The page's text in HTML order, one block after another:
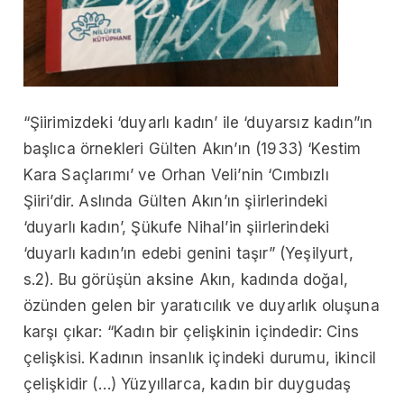
“Şiirimizdeki ‘duyarlı kadın’ ile ‘duyarsız kadın”ın
başlıca örnekleri Gülten Akın’ın (1933) ‘Kestim
Kara Saçlarımı’ ve Orhan Veli’nin ‘Cımbızlı
Şiiri’dir. Aslında Gülten Akın’ın şiirlerindeki
‘duyarlı kadın’, Şükufe Nihal’in şiirlerindeki
‘duyarlı kadın’ın edebi genini taşır” (Yeşilyurt,
s.2). Bu görüşün aksine Akın, kadında doğal,
özünden gelen bir yaratıcılık ve duyarlık oluşuna
karşı çıkar: “Kadın bir çelişkinin içindedir: Cins
çelişkisi. Kadının insanlık içindeki durumu, ikincil
çelişkidir (…) Yüzyıllarca, kadın bir duygudaş